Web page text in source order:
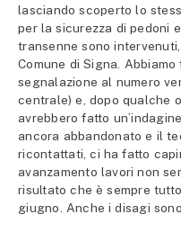
lasciando scoperto lo
per la sicurezza di pedoni
transenne sono
Comune di Signa.
segnalazione al numero
centrale) e, dopo qualche
avrebbero fatto
ancora abbandonato e il
ricontattati, ci ha fatto
avanzamento lavori non
risultato che è sempre
giugno. Anche i disagi